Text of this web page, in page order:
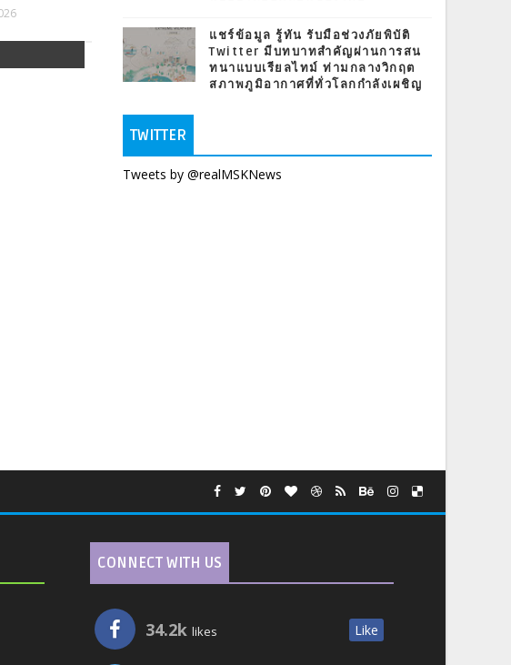
แชร์ข้อมูล รู้ทัน รับมือช่วงภัยพิบัติ
Twitter มีบทบาทสำคัญผ่านการสน
ทนาแบบเรียลไทม์ ท่ามกลางวิกฤต
สภาพภูมิอากาศที่ทั่วโลกกำลังเผชิญ
TWITTER
Tweets by @realMSKNews
CONNECT WITH US
34.2k likes Like